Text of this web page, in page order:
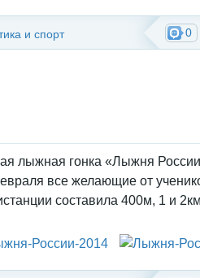
0
и спорт
лыжная гонка «Лыжня
все желающие от
составила 400м, 1 и